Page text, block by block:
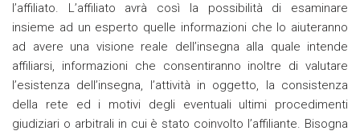
l’affiliato. L’affiliato avrà così la possibilità di esaminare
insieme ad un esperto quelle informazioni che lo aiuteranno
ad avere una visione reale dell’insegna alla quale intende
affiliarsi, informazioni che consentiranno inoltre di valutare
l’esistenza dell’insegna, l’attività in oggetto, la consistenza
della rete ed i motivi degli eventuali ultimi procedimenti
giudiziari o arbitrali in cui è stato coinvolto l’affiliante. Bisogna